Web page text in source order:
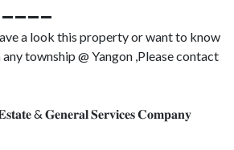
a look this property or want to know
township @ Yangon ,Please contact
& 𝐆𝐞𝐧𝐞𝐫𝐚𝐥 𝐒𝐞𝐫𝐯𝐢𝐜𝐞𝐬 𝐂𝐨𝐦𝐩𝐚𝐧𝐲